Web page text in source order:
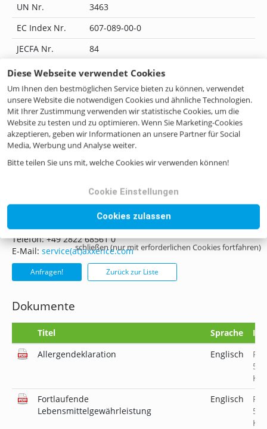
Diese Webseite verwendet Cookies
Um Ihnen den bestmöglichen Service bieten zu können, verwendet
unsere Website die notwendigen Cookies und ähnliche Technologien.
Mit Ihrer Zustimmung verwenden wir statistische Cookies, um die
Website zu testen und zu optimieren. Wenn Sie Marketing-Cookies
akzeptieren, geben wir Informationen an unsere Partner für Social
Media, Werbung und Analyse weiter.
Bitte teilen Sie uns mit, welche Cookies wir verwenden können!
Cookie Einstellungen
Cookies zulassen
schließen (nur mit erforderlichen Cookies fortfahren)
UN Nr.
3463
EC Index Nr.
607-089-00-0
JECFA Nr.
84
Flavis Nr.
08.003
IUPAC Name
propanoic acid
CoE Nr.
3
ILN Nr.
4046262292407
kontaktieren, sei es per Mail, Telefon oder Formular.
Telefon: +49 2822 68561 0
E-Mail: service(at)axxence.com
Anfragen! Zurück zur Liste
Dokumente
Titel Sprache
Allergendeklaration
Englisch
PDF
KB
Fortlaufende
Lebensmittelgewährleistung
Englisch
PDF
KB